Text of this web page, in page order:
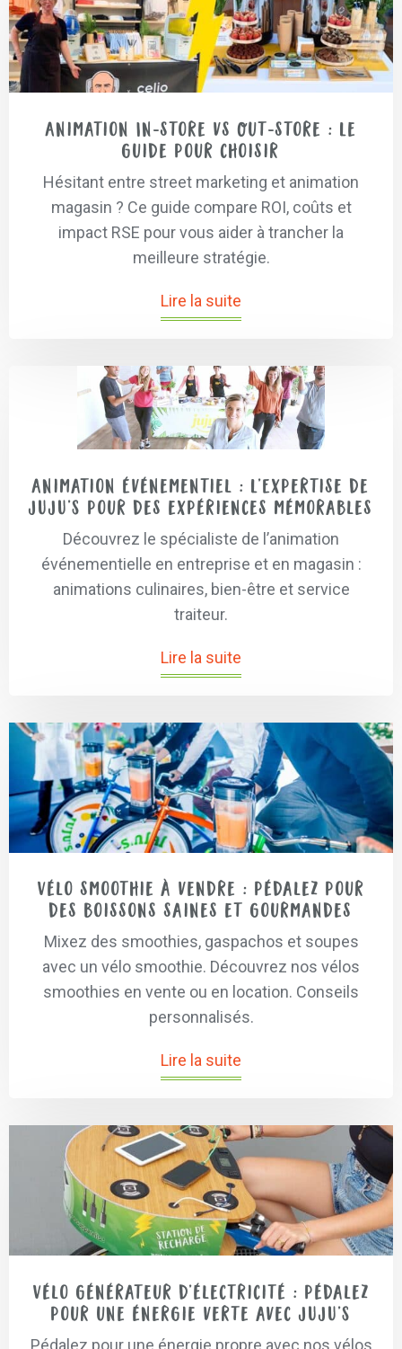
Animation In-store vs Out-store : Le
guide pour choisir
Hésitant entre street marketing et animation
magasin ? Ce guide compare ROI, coûts et
impact RSE pour vous aider à trancher la
meilleure stratégie.
Lire la suite
Animation Événementiel : L’Expertise de
JUJU’S pour des expériences mémorables
Découvrez le spécialiste de l’animation
événementielle en entreprise et en magasin :
animations culinaires, bien-être et service
traiteur.
Lire la suite
Vélo smoothie à vendre : pédalez pour
des boissons saines et gourmandes
Mixez des smoothies, gaspachos et soupes
avec un vélo smoothie. Découvrez nos vélos
smoothies en vente ou en location. Conseils
personnalisés.
Lire la suite
Vélo générateur d’électricité : pédalez
pour une énergie verte avec JUJU’S
Pédalez pour une énergie propre avec nos vélos